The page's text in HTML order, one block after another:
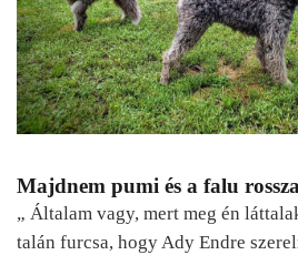
Majdnem pumi és a falu
„ Általam vagy, mert meg én
talán furcsa, hogy Ady Endre